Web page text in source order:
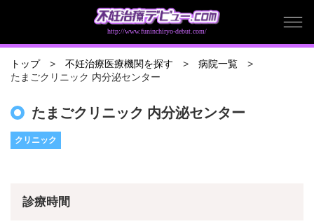
http://www.funinchiryo-debut.com/
トップ 不妊治療医療機関を探す 病院一覧
たまごクリニック 内分泌センター
たまごクリニック 内分泌センター
クリニック
診療時間